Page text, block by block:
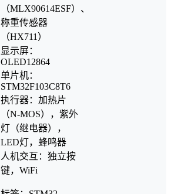
（MLX90614ESF）、
称重传感器
（HX711）
显示屏：
OLED12864
单片机：
STM32F103C8T6
执行器：加热片
（N-MOS），紫外
灯（继电器），
LED灯，蜂鸣器
人机交互：独立按
键，WiFi